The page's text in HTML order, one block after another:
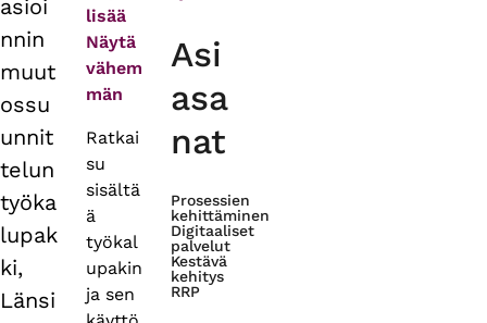
asioi
nnin
muut
ossu
unnit
telun
työka
lupak
ki​,
Länsi
lisää
Näytä
vähem
män
Ratkai
su
sisältä
ä
työkal
upakin
ja sen
Asi
asa
nat
Prosessien
kehittäminen
Digitaaliset
palvelut
Kestävä
kehitys
RRP